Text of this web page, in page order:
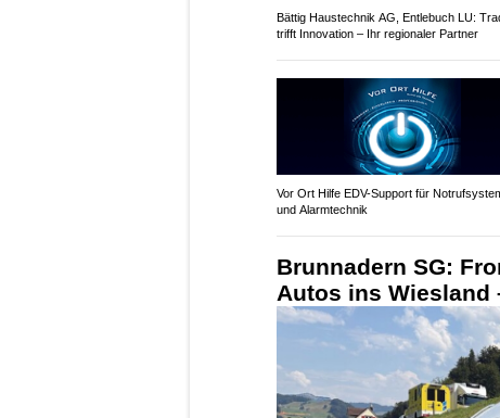
Bättig Haustechnik AG, Entlebuch LU:
trifft Innovation – Ihr regionaler Partner
und Alarmtechnik
Brunnadern SG:
Autos ins